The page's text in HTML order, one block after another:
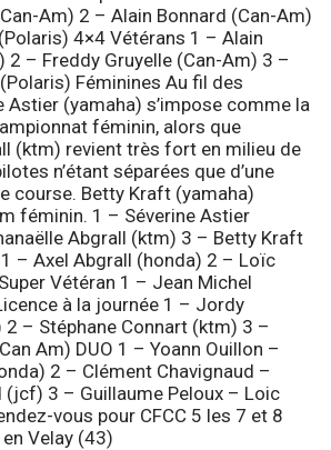
Am) 2 – Alain Bonnard (Can-Am)
4×4 Vétérans 1 – Alain
2 – Freddy Gruyelle (Can-Am) 3 –
Féminines Au fil des
Astier (yamaha) s’impose comme la
féminin, alors que
(ktm) revient très fort en milieu de
n’étant séparées que d’une
course. Betty Kraft (yamaha)
féminin. 1 – Séverine Astier
Abgrall (ktm) 3 – Betty Kraft
– Axel Abgrall (honda) 2 – Loïc
Vétéran 1 – Jean Michel
à la journée 1 – Jordy
2 – Stéphane Connart (ktm) 3 –
Am) DUO 1 – Yoann Ouillon –
2 – Clément Chavignaud –
(jcf) 3 – Guillaume Peloux – Loic
vous pour CFCC 5 les 7 et 8
Velay (43)